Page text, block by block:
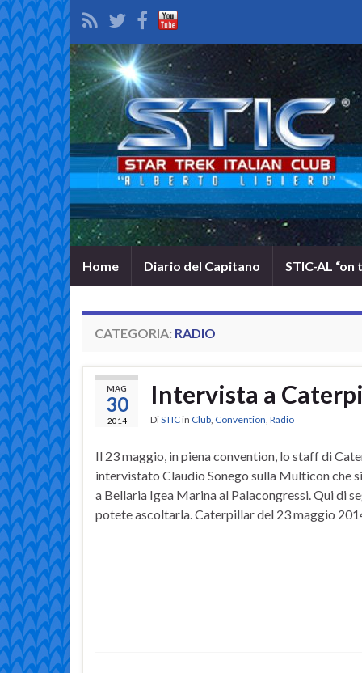
Home Diario del Capitano STIC-AL “on
CATEGORIA: RADIO
MAG
30
2014
Intervista a
DiSTICin Club, Convention, Radio
Il 23 maggio, in piena convention, lo staff di
intervistato Claudio Sonego sulla Multicon che
a Bellaria Igea Marina al Palacongressi. Qui di
potete ascoltarla. Caterpillar del 23 maggio